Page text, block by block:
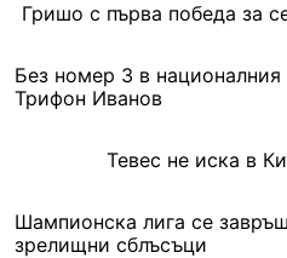
Гришо с първа победа за
Без номер 3 в националния
Трифон Иванов
Тевес не иска в
Шампионска лига се
зрелищни сблъсъци